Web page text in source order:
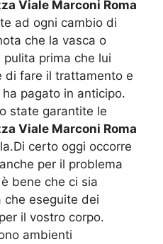
Viale Marconi Roma
ad ogni cambio di
che la vasca o
prima che lui
di fare il trattamento e
pagato in anticipo.
state garantite le
Viale Marconi Roma
certo oggi occorre
per il problema
bene che ci sia
che eseguite dei
il vostro corpo.
ambienti